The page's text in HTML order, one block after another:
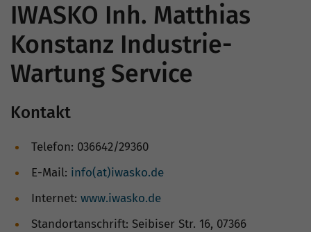
IWASKO Inh. Matthias
Konstanz Industrie-
Wartung Service
Kontakt
Telefon: 036642/29360
E-Mail: info(at)iwasko.de
Internet: www.iwasko.de
Standortanschrift: Seibiser Str. 16, 07366